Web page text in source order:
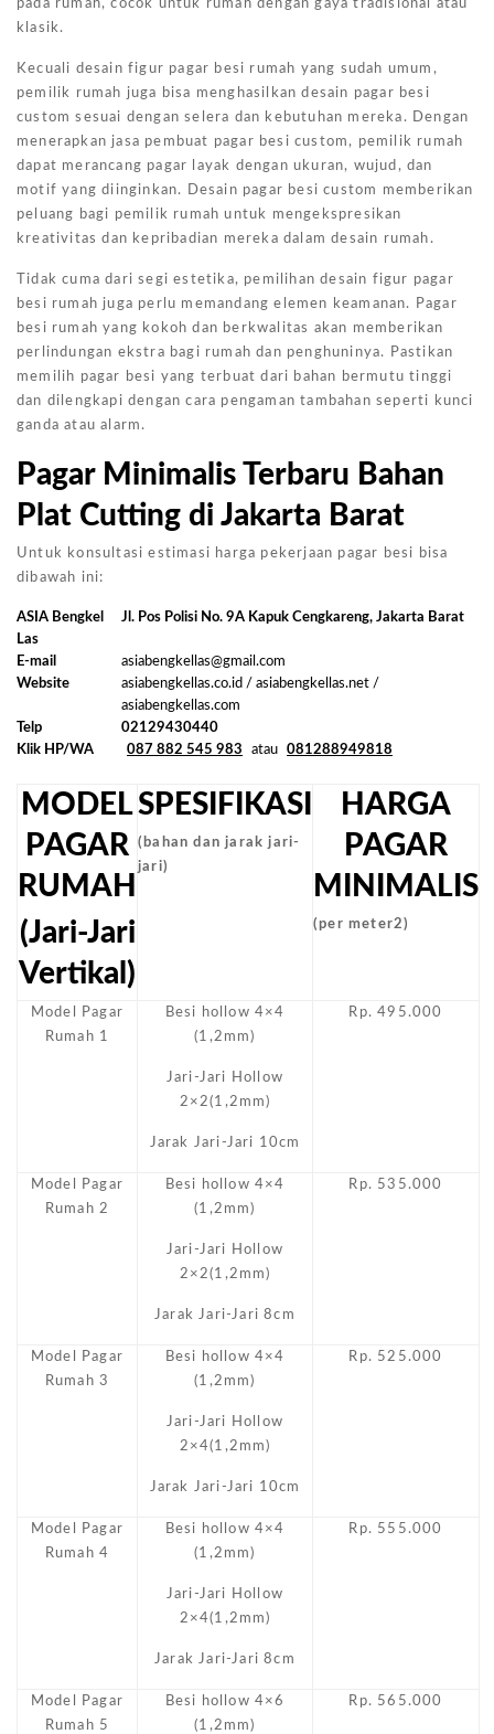
pada rumah, cocok untuk rumah dengan gaya tradisional atau
klasik.
Kecuali desain figur pagar besi rumah yang sudah umum,
pemilik rumah juga bisa menghasilkan desain pagar besi
custom sesuai dengan selera dan kebutuhan mereka. Dengan
menerapkan jasa pembuat pagar besi custom, pemilik rumah
dapat merancang pagar layak dengan ukuran, wujud, dan
motif yang diinginkan. Desain pagar besi custom memberikan
peluang bagi pemilik rumah untuk mengekspresikan
kreativitas dan kepribadian mereka dalam desain rumah.
Tidak cuma dari segi estetika, pemilihan desain figur pagar
besi rumah juga perlu memandang elemen keamanan. Pagar
besi rumah yang kokoh dan berkwalitas akan memberikan
perlindungan ekstra bagi rumah dan penghuninya. Pastikan
memilih pagar besi yang terbuat dari bahan bermutu tinggi
dan dilengkapi dengan cara pengaman tambahan seperti kunci
ganda atau alarm.
Pagar Minimalis Terbaru Bahan
Plat Cutting di Jakarta Barat
Untuk konsultasi estimasi harga pekerjaan pagar besi bisa
dibawah ini:
ASIA Bengkel
Las
Jl. Pos Polisi No. 9A Kapuk Cengkareng, Jakarta Barat
E-mail
asiabengkellas@gmail.com
Website
asiabengkellas.co.id / asiabengkellas.net /
asiabengkellas.com
Telp
02129430440
Klik HP/WA
087 882 545 983 atau 081288949818
MODEL
PAGAR
RUMAH
(Jari-Jari
Vertikal)
SPESIFIKASI
(bahan dan jarak jari-
jari)
HARGA
PAGAR
MINIMALIS
(per meter2)
Model Pagar
Rumah 1
Besi hollow 4×4
(1,2mm)
Jari-Jari Hollow
2×2(1,2mm)
Jarak Jari-Jari 10cm
Rp. 495.000
Model Pagar
Rumah 2
Besi hollow 4×4
(1,2mm)
Jari-Jari Hollow
2×2(1,2mm)
Jarak Jari-Jari 8cm
Rp. 535.000
Model Pagar
Rumah 3
Besi hollow 4×4
(1,2mm)
Jari-Jari Hollow
2×4(1,2mm)
Jarak Jari-Jari 10cm
Rp. 525.000
Model Pagar
Rumah 4
Besi hollow 4×4
(1,2mm)
Jari-Jari Hollow
2×4(1,2mm)
Jarak Jari-Jari 8cm
Rp. 555.000
Model Pagar
Rumah 5
Besi hollow 4×6
(1,2mm)
Rp. 565.000